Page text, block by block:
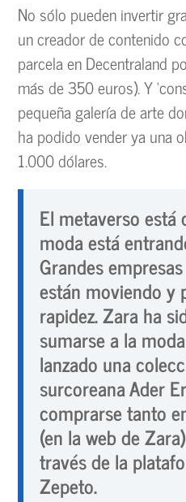
No sólo pueden invertir
un creador de contenido
parcela en Decentraland
más de 350 euros). Y
pequeña galería de arte
ha podido vender ya una
1.000 dólares.
El metaverso está
moda está
Grandes
están moviendo y
rapidez. Zara ha
sumarse a la
lanzado una
surcoreana Ader
comprarse tanto
(en la web de
través de la
Zepeto.